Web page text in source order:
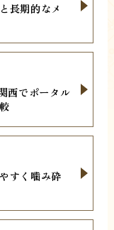
長期的なメ
西でポータル
すく噛み砕